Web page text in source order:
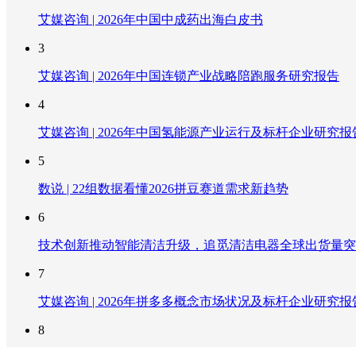
艾媒咨询 | 2026年中国中成药出海白皮书
3
艾媒咨询 | 2026年中国连锁产业战略陪跑服务研究报告
4
艾媒咨询 | 2026年中国氢能源产业运行及标杆企业研究报
5
数说 | 22组数据看懂2026拼豆赛道需求新趋势
6
技术创新推动智能清洁升级，追觅清洁电器全球出货量
7
艾媒咨询 | 2026年拼多多概念市场状况及标杆企业研究报
8